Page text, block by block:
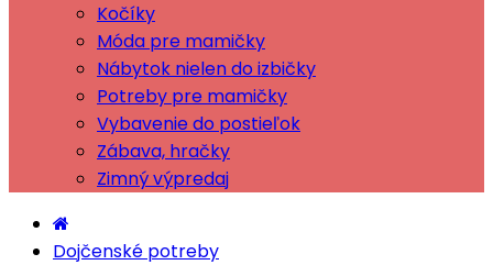
Kočíky
Móda pre mamičky
Nábytok nielen do izbičky
Potreby pre mamičky
Vybavenie do postieľok
Zábava, hračky
Zimný výpredaj
Dojčenské potreby